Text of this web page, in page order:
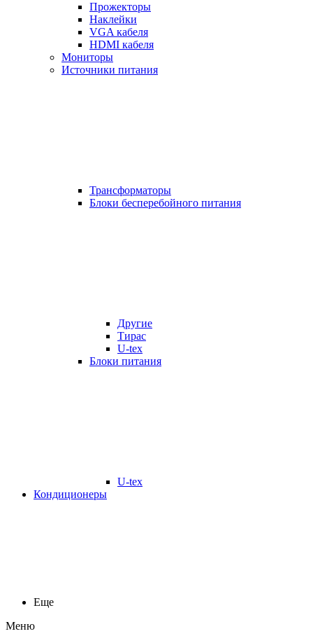
Прожекторы
Наклейки
VGA кабеля
HDMI кабеля
Мониторы
Источники питания
Трансформаторы
Блоки бесперебойного питания
Другие
Тирас
U-tex
Блоки питания
U-tex
Кондиционеры
Еще
Меню